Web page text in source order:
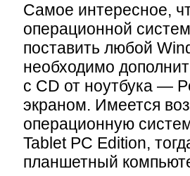
Самое интересное,
операционной
поставить любой
необходимо
с CD от ноутбука —
экраном. Имеется
операционную
Tablet PC Edition,
планшетный